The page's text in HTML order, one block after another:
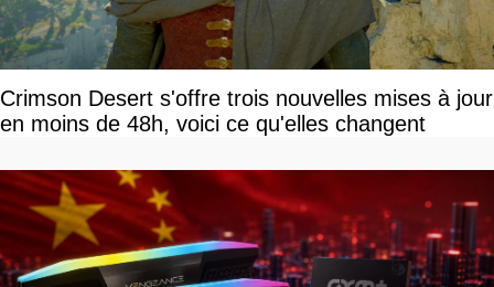
Crimson Desert s'offre trois nouvelles mises à jour
en moins de 48h, voici ce qu'elles changent